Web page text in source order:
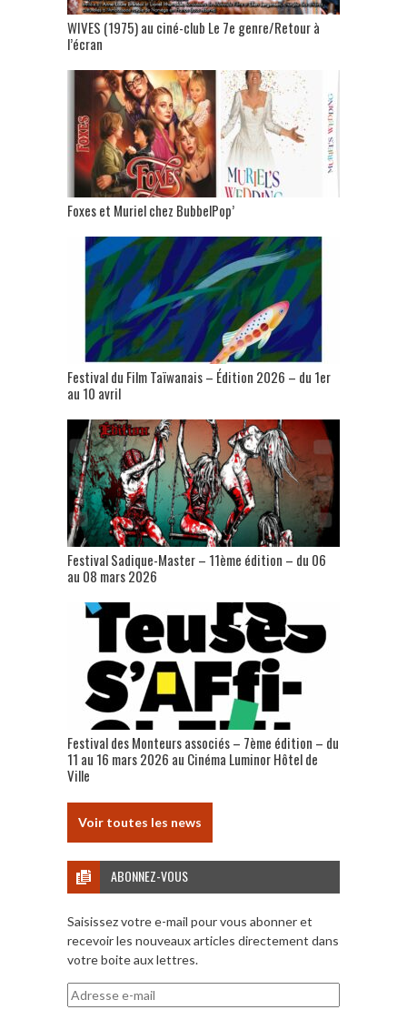
WIVES (1975) au ciné-club Le 7e genre/Retour à
l’écran
Foxes et Muriel chez BubbelPop’
Festival du Film Taïwanais – Édition 2026 – du 1er
au 10 avril
Festival Sadique-Master – 11ème édition – du 06
au 08 mars 2026
Festival des Monteurs associés – 7ème édition – du
11 au 16 mars 2026 au Cinéma Luminor Hôtel de
Ville
Voir toutes les news
ABONNEZ-VOUS
Saisissez votre e-mail pour vous abonner et
recevoir les nouveaux articles directement dans
votre boite aux lettres.
Adresse
e-